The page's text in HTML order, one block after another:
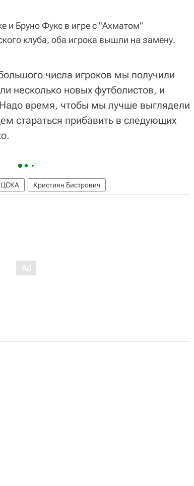
и Бруно Фукс в игре с "Ахматом"
клуба, оба игрока вышли на замену.
числа игроков мы получили
несколько новых футболистов, и
время, чтобы мы лучше выглядели
стараться прибавить в следующих
Кристиян Бистрович